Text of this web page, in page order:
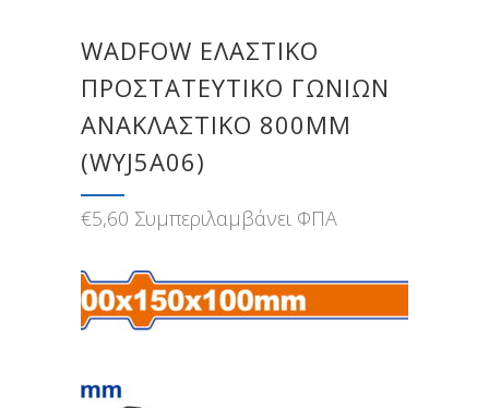
WADFOW ΕΛΑΣΤΙΚΟ
ΠΡΟΣΤΑΤΕΥΤΙΚΟ ΓΩΝΙΩΝ
ΑΝΑΚΛΑΣΤΙΚΟ 800MM
(WYJ5A06)
€5,60 Συμπεριλαμβάνει ΦΠΑ